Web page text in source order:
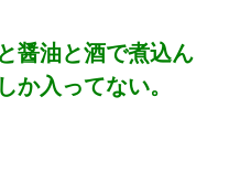
醤油と酒で煮込ん
か入ってない。